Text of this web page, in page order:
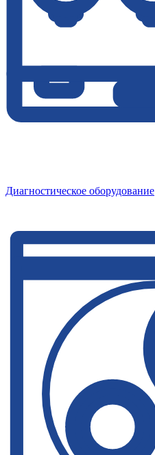
Диагностическое оборудование